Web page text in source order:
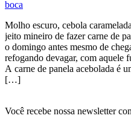
Molho escuro, cebola
jeito mineiro de fazer carne de
o domingo antes mesmo de
refogando devagar, com aquele
A carne de panela acebolada é
[…]
Você recebe nossa newsletter